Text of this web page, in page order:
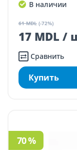
В наличии
61 MDL (-72%)
17 MDL /
Сравнить
Купить
70 %